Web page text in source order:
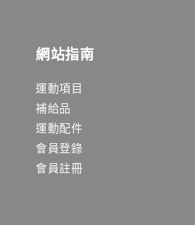
網站指南
運動項目
補給品
運動配件
會員登錄
會員註冊